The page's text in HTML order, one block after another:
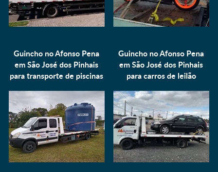
Guincho no Afonso Pena
em São José dos Pinhais
paratransporte de piscinas
Guincho no Afonso Pena
em São José dos Pinhais
paracarros de leilão